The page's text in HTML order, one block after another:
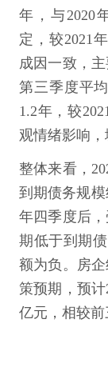
年，与2020
定，较2021
成因一致，
第三季度平
1.2年，较
观情绪影响，
整体来看，
到期债务规模
年四季度后
期低于到期
额为负。房
策预期，预
亿元，相较